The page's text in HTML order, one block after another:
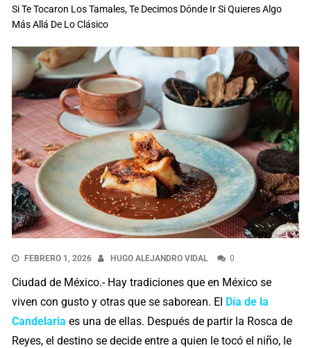
Si Te Tocaron Los Tamales, Te Decimos Dónde Ir Si Quieres Algo
Más Allá De Lo Clásico
FEBRERO 1, 2026 HUGO ALEJANDRO VIDAL 0
Ciudad de México.- Hay tradiciones que en México se
viven con gusto y otras que se saborean. El Día de la
Candelaria es una de ellas. Después de partir la Rosca de
Reyes, el destino se decide entre a quien le tocó el niño, le